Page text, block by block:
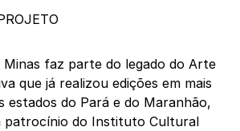
Minas faz parte do legado do Arte
que já realizou edições em mais
estados do Pará e do Maranhão,
patrocínio do Instituto Cultural